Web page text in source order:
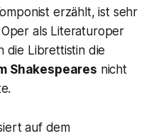
erzählt, ist sehr
als Literaturoper
die Librettistin die
Shakespeares nicht
auf dem